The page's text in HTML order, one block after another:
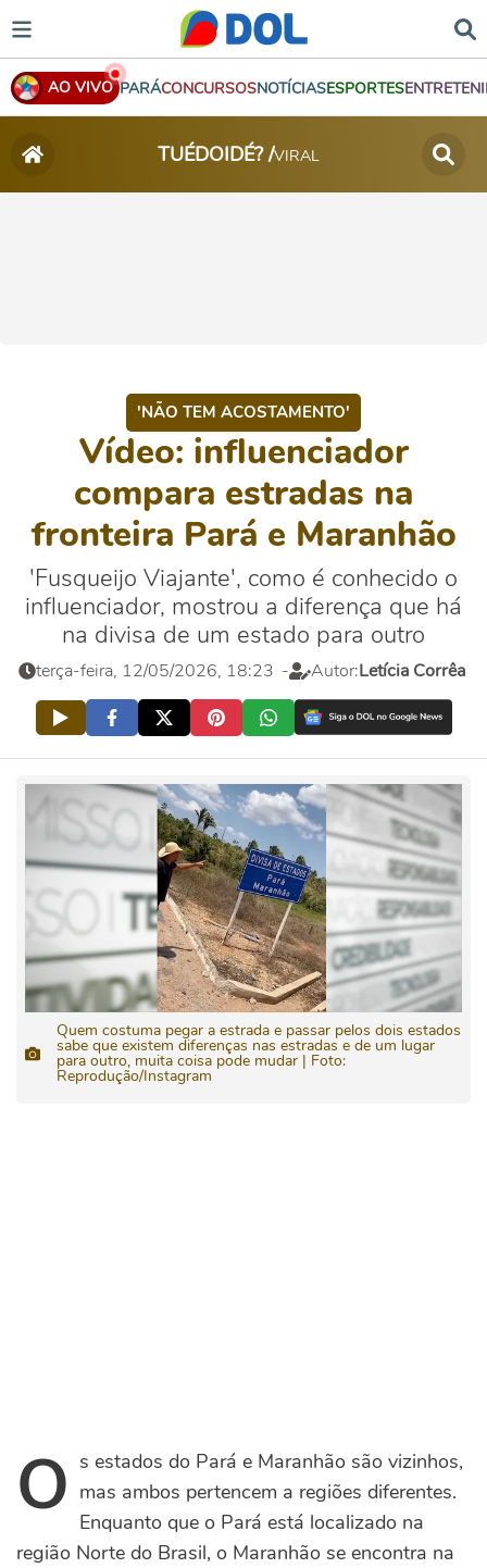
AO VIVO PARÁCONCURSOSNOTÍCIASESPORTES
TUÉDOIDÉ? /VIRAL
'NÃO TEM ACOSTAMENTO'
Vídeo: influenciador
compara estradas na
fronteira Pará e Maranhão
'Fusqueijo Viajante', como é conhecido o
influenciador, mostrou a diferença que há
na divisa de um estado para outro
terça-feira, 12/05/2026, 18:23 - Autor:Letícia Corrêa
Quem costuma pegar a estrada e passar pelos dois estados
sabe que existem diferenças nas estradas e de um lugar
para outro, muita coisa pode mudar | Foto:
Reprodução/Instagram
O s estados do Pará e Maranhão são vizinhos,
mas ambos pertencem a regiões diferentes.
Enquanto que o Pará está localizado na
região Norte do Brasil, o Maranhão se encontra na